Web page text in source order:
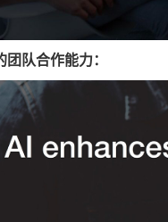
队合作能力：